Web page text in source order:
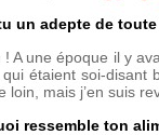
un adepte de
! A une époque il y
étaient soi-disant
loin, mais j’en suis
ressemble ton